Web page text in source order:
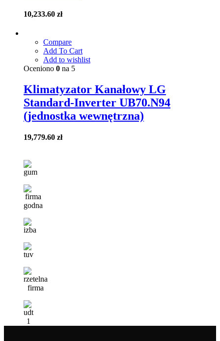
10,233.60 zł
Compare
Add To Cart
Add to wishlist
Oceniono 0 na 5
Klimatyzator Kanałowy LG
Standard-Inverter UB70.N94
(jednostka wewnętrzna)
19,779.60 zł